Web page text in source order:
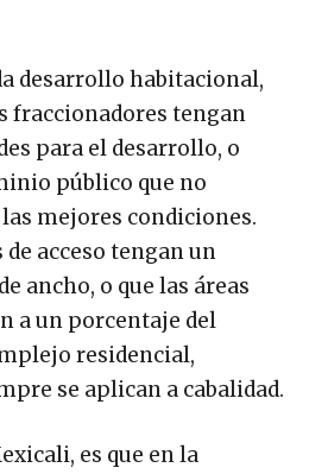
desarrollo habitacional,
fraccionadores tengan
para el desarrollo, o
público que no
mejores condiciones.
acceso tengan un
ancho, o que las áreas
a un porcentaje del
residencial,
se aplican a cabalidad.
es que en la